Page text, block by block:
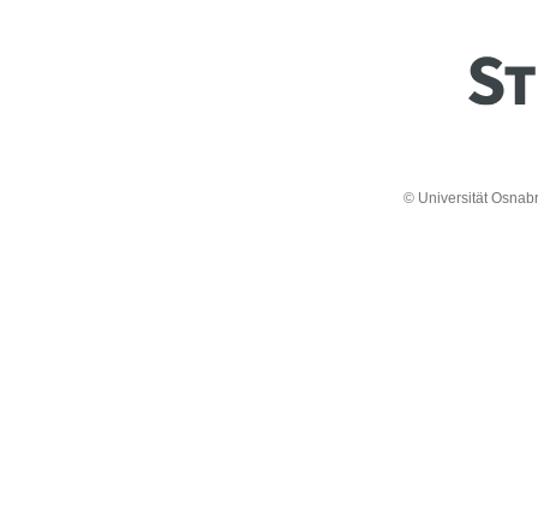
© Universität